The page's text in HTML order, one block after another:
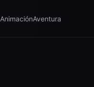
AnimaciónAventura